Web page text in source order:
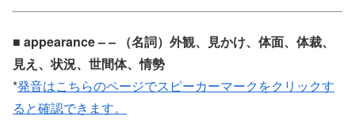
■ appearance – – （名詞）外観、見かけ、体面、体裁、
見え、状況、世間体、情勢
*発音はこちらのページでスピーカーマークをクリックす
ると確認できます。